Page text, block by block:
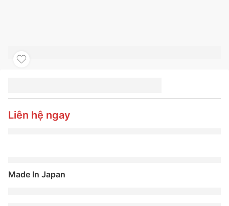
PXSP PCR
Liên hệ ngay
Made In Japan